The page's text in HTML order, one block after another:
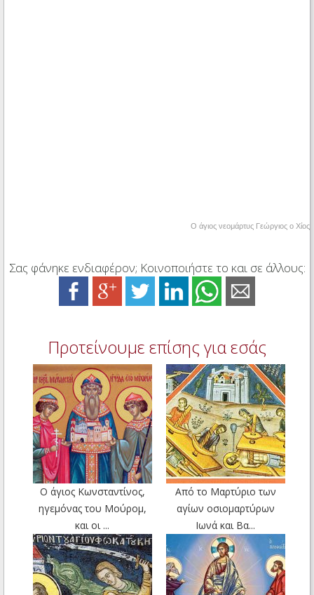
Ο άγιος νεομάρτυς Γεώργιος ο Χίος
Σας φάνηκε ενδιαφέρον; Κοινοποιήστε το και σε άλλους:
Προτείνουμε επίσης για εσάς
Ο άγιος Κωνσταντίνος,
ηγεμόνας του Μούρομ,
και οι ...
Από το Μαρτύριο των
αγίων οσιομαρτύρων
Ιωνά και Βα...